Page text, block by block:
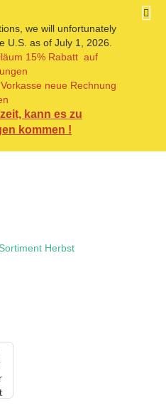
we will unfortunately
U.S. as of July 1, 2026.
15% Rabatt auf
neue Rechnung
kann es zu
kommen !
»